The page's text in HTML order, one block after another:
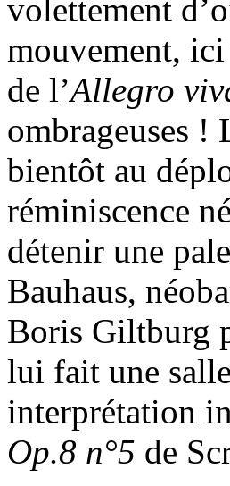
volettement
mouvement,
de l’Allegro
ombrageuses !
bientôt au
réminiscence
détenir une
Bauhaus,
Boris Giltburg
lui fait une
interprétation
Op.8 n°5 de